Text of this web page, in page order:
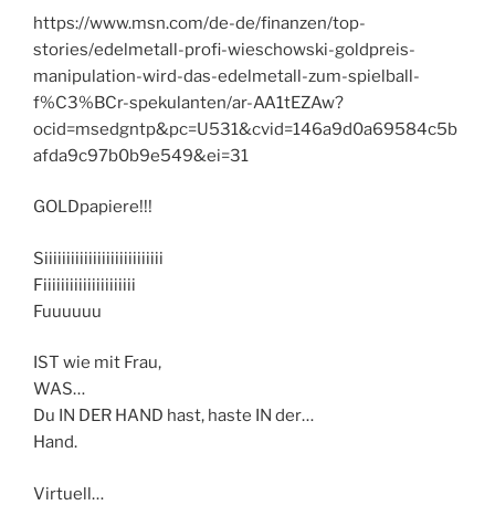
https://www.msn.com/de-de/finanzen/top-
stories/edelmetall-profi-wieschowski-goldpreis-
manipulation-wird-das-edelmetall-zum-spielball-
f%C3%BCr-spekulanten/ar-AA1tEZAw?
ocid=msedgntp&pc=U531&cvid=146a9d0a69584c5b
afda9c97b0b9e549&ei=31
GOLDpapiere!!!
Siiiiiiiiiiiiiiiiiiiiiiiiiii
Fiiiiiiiiiiiiiiiiiiiii
Fuuuuuu
IST wie mit Frau,
WAS…
Du IN DER HAND hast, haste IN der…
Hand.
Virtuell…